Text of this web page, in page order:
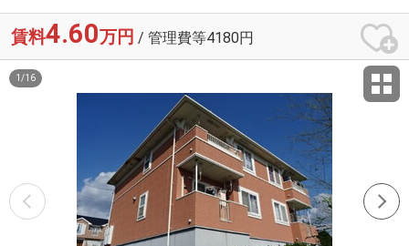
賃料4.60万円 / 管理費等4180円
1 /16